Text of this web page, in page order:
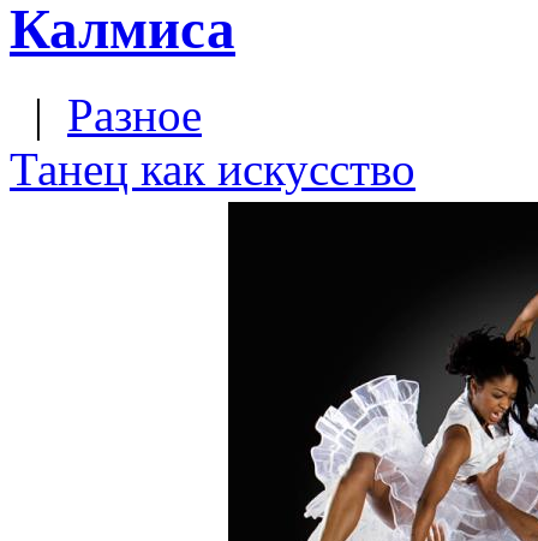
Калмиса
| Разное
Танец как искусство